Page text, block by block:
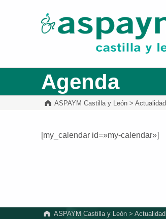
Agenda
ASPAYM Castilla y León >Actualidad
[my_calendar id=»my-calendar»]
ASPAYM Castilla y León> Actualidad